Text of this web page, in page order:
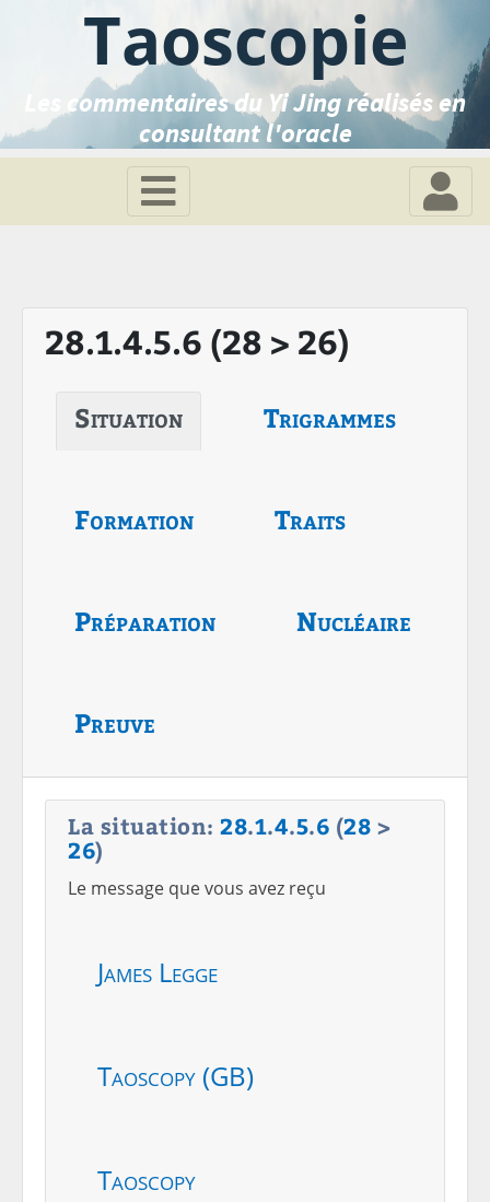
Taoscopie
Les commentaires du Yi Jing réalisés en
consultant l'oracle
28.1.4.5.6 (28 > 26)
Situation Trigrammes
Formation Traits
Préparation Nucléaire
Preuve
La situation: 28.1.4.5.6 (28 >
26)
Le message que vous avez reçu
James Legge
Taoscopy (GB)
Taoscopy